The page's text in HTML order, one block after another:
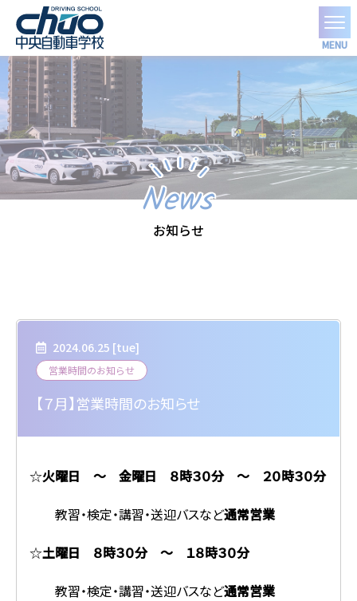
MENU
お知らせ
News
2024.06.25 [tue]
営業時間のお知らせ
【７月】営業時間のお知らせ
☆火曜日 ～ 金曜日 ８時３０分 ～ ２０時３０分
教習・検定・講習・送迎バスなど通常営業
☆土曜日 ８時３０分 ～ １８時３０分
教習・検定・講習・送迎バスなど通常営業